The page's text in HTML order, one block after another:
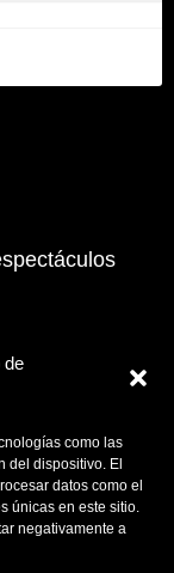
de
como las
del dispositivo. El
datos como el
únicas en este sitio.
negativamente a